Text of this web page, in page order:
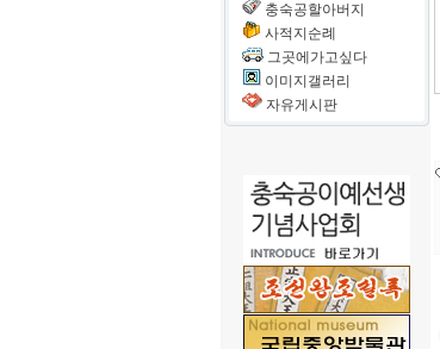
충숙공할아버지
사적지순례
그곳에가고싶다
이미지갤러리
자유게시판